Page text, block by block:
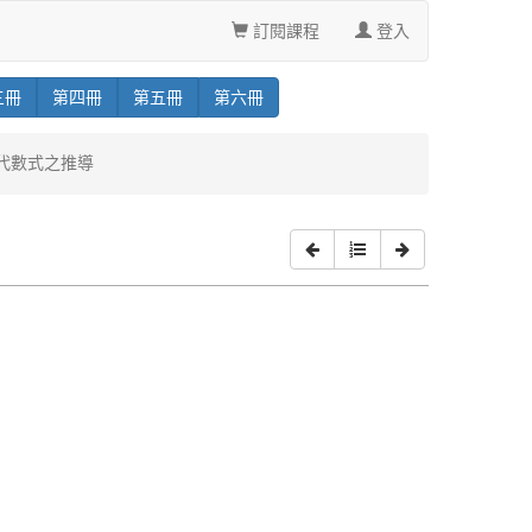
訂閱課程 登入
冊 第四冊 第五冊 第六冊
數式之推導